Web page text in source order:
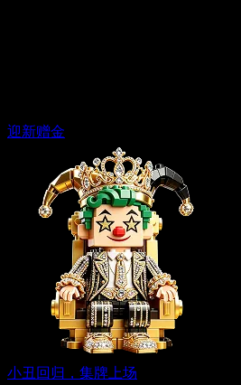
迎新赠金
小丑回归，集牌上场